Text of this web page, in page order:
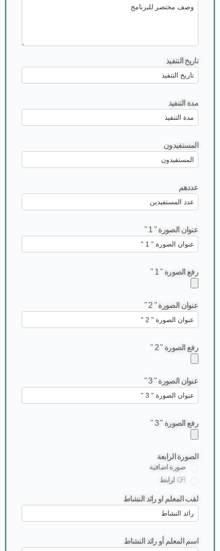
تاريخ التنفيذ
مدة التنفيذ
المستفيدون
عددهم
عنوان الصورة " 1 "
رفع الصورة " 1 "
عنوان الصورة " 2 "
رفع الصورة " 2 "
عنوان الصورة " 3 "
رفع الصورة " 3 "
الصورة الرابعة
صورة اضافية
QR لرابط
لقب المعلم او رائد النشاط
اسم المعلم أو رائد النشاط